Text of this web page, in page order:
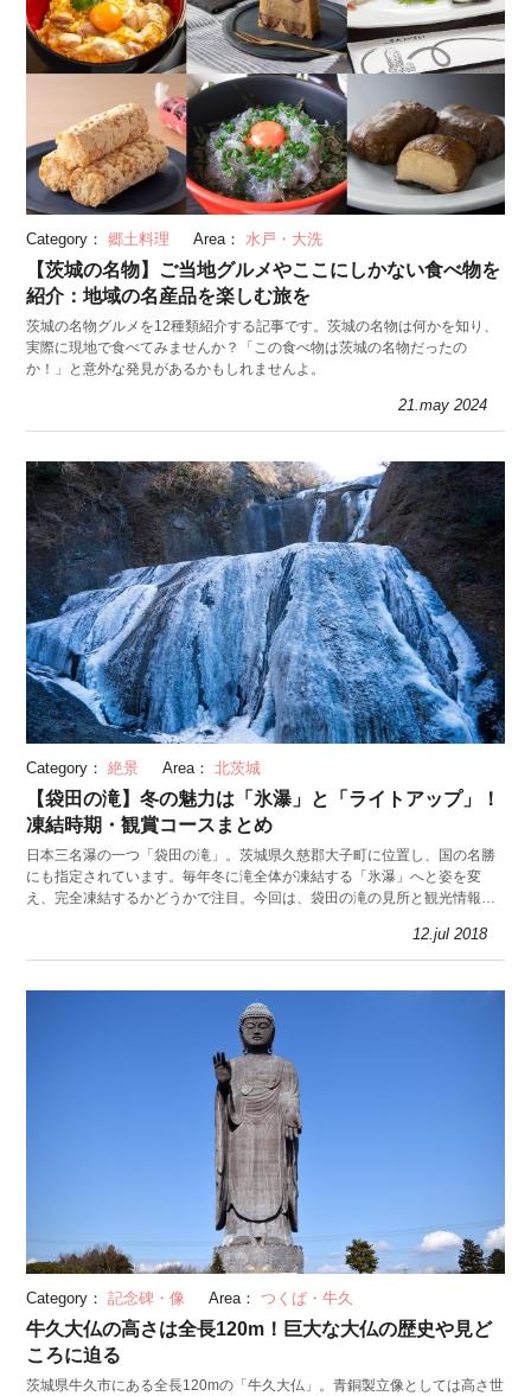
Category： 郷土料理 Area： 水戸・大洗
【茨城の名物】ご当地グルメやここにしかない食べ物を
紹介：地域の名産品を楽しむ旅を
茨城の名物グルメを12種類紹介する記事です。茨城の名物は何かを知り、
実際に現地で食べてみませんか？「この食べ物は茨城の名物だったの
か！」と意外な発見があるかもしれませんよ。
21.may 2024
Category： 絶景 Area： 北茨城
【袋田の滝】冬の魅力は「氷瀑」と「ライトアップ」！
凍結時期・観賞コースまとめ
日本三名瀑の一つ「袋田の滝」。茨城県久慈郡大子町に位置し、国の名勝
にも指定されています。毎年冬に滝全体が凍結する「氷瀑」へと姿を変
え、完全凍結するかどうかで注目。今回は、袋田の滝の見所と観光情報を
12.jul 2018
Category： 記念碑・像 Area： つくば・牛久
牛久大仏の高さは全長120m！巨大な大仏の歴史や見ど
ころに迫る
茨城県牛久市にある全長120mの「牛久大仏」。青銅製立像としては高さ世